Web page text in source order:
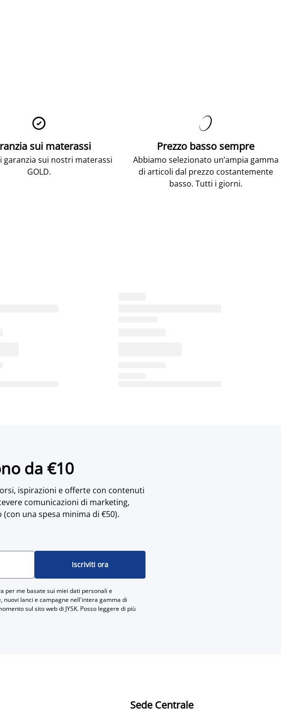

sui materassi
garanzia sui nostri materassi
GOLD.

Prezzo basso sempre
Abbiamo selezionato un’ampia gamma
di articoli dal prezzo costantemente
basso. Tutti i giorni.
da €10
ispirazioni e offerte con contenuti
comunicazioni di marketing,
una spesa minima di €50).
Iscriviti ora
per me basate sui miei dati personali e
lanci e campagne nell'intera gamma di
sul sito web di JYSK. Posso leggere di più
Sede Centrale